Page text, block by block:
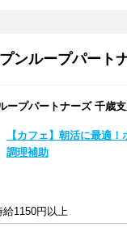
ンループパート
ープパートナーズ 千歳
【カフェ】朝活に最適
調理補助
給1150円以上